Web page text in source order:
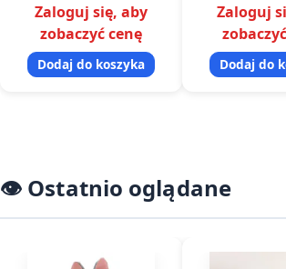
importowej, ktory dobrze
sprawdza sie w codziennej
sprzedazy detalicznej…
Zaloguj się, aby
zobaczyć cenę
Dodaj do koszyka
importowej,
sprawdza sie
sprzedazy
Zaloguj
Dodaj do
👁️ Ostatnio oglądane